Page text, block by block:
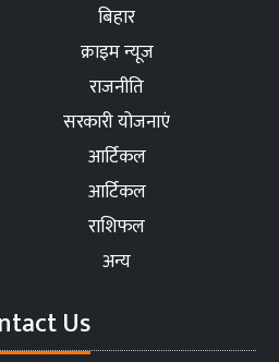
बिहार
क्राइम न्यूज
राजनीति
सरकारी योजनाएं
आर्टिकल
आर्टिकल
राशिफल
अन्य
Us